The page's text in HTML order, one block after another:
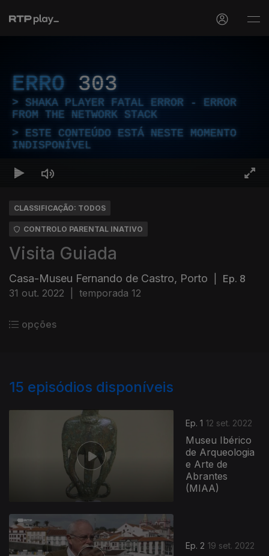
ERRO 303
SHAKA PLAYER FATAL ERROR - ERROR
FROM THE NETWORK STACK
ESTE CONTEÚDO ESTÁ NESTE MOMENTO
INDISPONÍVEL
CLASSIFICAÇÃO: TODOS
CONTROLO PARENTAL INATIVO
Visita Guiada
Casa-Museu Fernando de Castro, Porto
Ep. 8
31 out. 2022
temporada 12
opções
15 episódios disponíveis
Ep. 1 12 set. 2022
Museu Ibérico
de Arqueologia
e Arte de
Abrantes
(MIAA)
Ep. 2 19 set. 2022